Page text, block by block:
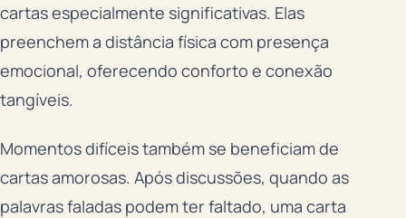
cartas especialmente significativas. Elas
preenchem a distância física com presença
emocional, oferecendo conforto e conexão
tangíveis.
Momentos difíceis também se beneficiam de
cartas amorosas. Após discussões, quando as
palavras faladas podem ter faltado, uma carta